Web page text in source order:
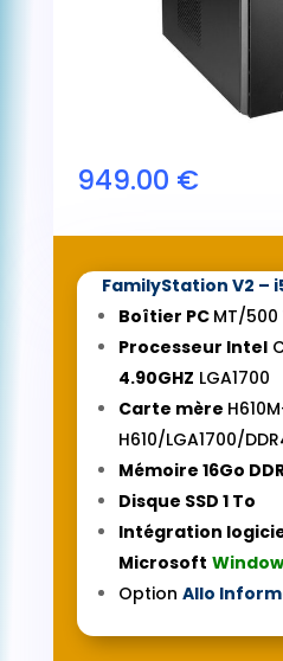
949.00 €
FamilyStation V2 –
Boîtier PC MT/
Processeur Intel
4.90GHZ LGA1700
Carte mère
H610/LGA1700/
Mémoire 16Go
Disque SSD 1 To
Intégration
Microsoft
Option Allo